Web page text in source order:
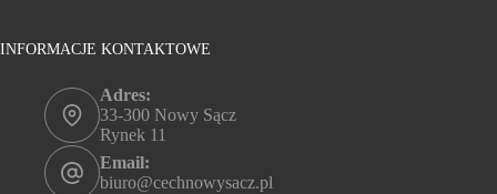
INFORMACJE KONTAKTOWE
Adres:
33-300 Nowy Sącz
Rynek 11
Email:
biuro@cechnowysacz.pl